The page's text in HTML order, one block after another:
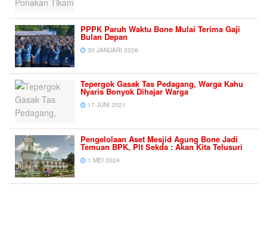
PPPK Paruh Waktu Bone Mulai Terima Gaji
Bulan Depan
30 JANUARI 2026
Tepergok Gasak Tas Pedagang, Warga Kahu
Nyaris Bonyok Dihajar Warga
17 JUNI 2021
Pengelolaan Aset Mesjid Agung Bone Jadi
Temuan BPK, Plt Sekda : Akan Kita Telusuri
1 MEI 2024